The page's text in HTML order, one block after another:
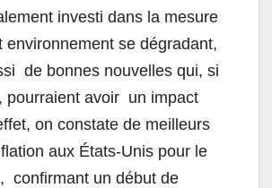
investi dans la mesure
environnement se dégradant,
de bonnes nouvelles qui, si
pourraient avoir un impact
on constate de meilleurs
aux États-Unis pour le
confirmant un début de